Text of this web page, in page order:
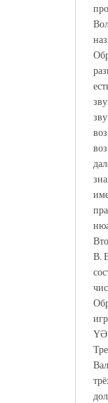
В.
ҮӘ